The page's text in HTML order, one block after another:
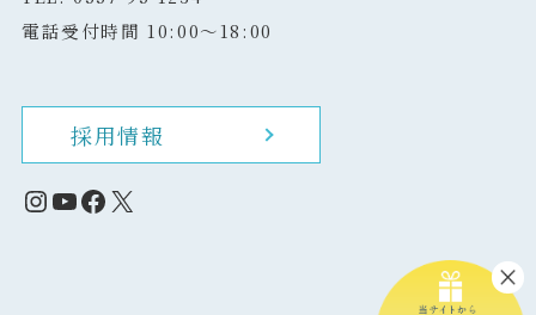
電話受付時間 10:00～18:00
採用情報
Instagram
YouTube
Facebook
X